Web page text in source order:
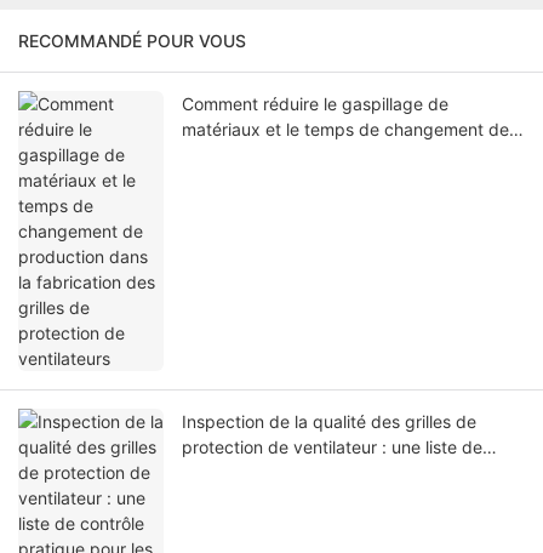
RECOMMANDÉ POUR VOUS
Comment réduire le gaspillage de
matériaux et le temps de changement de
Inspection de la qualité des grilles de
protection de ventilateur : une liste de